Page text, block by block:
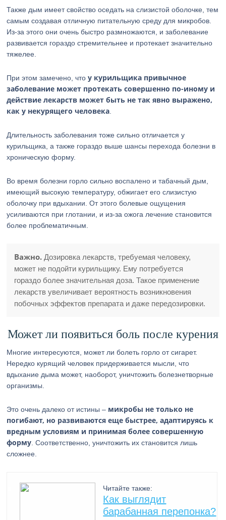
Также дым имеет свойство оседать на слизистой оболочке, тем
самым создавая отличную питательную среду для микробов.
Из-за этого они очень быстро размножаются, и заболевание
развивается гораздо стремительнее и протекает значительно
тяжелее.
При этом замечено, чтоу курильщика привычное
заболевание может протекать совершенно по-иному и
действие лекарств может быть не так явно выражено,
как у некурящего человека
Длительность заболевания тоже сильно отличается у
курильщика, а также гораздо выше шансы перехода болезни в
хроническую форму.
Во время болезни горло сильно воспалено и табачный дым,
имеющий высокую температуру, обжигает его слизистую
оболочку при вдыхании. От этого болевые ощущения
усиливаются при глотании, и из-за ожога лечение становится
более проблематичным.
Важно. Дозировка лекарств, требуемая человеку,
может не подойти курильщику. Ему потребуется
гораздо более значительная доза. Такое применение
лекарств увеличивает вероятность возникновения
побочных эффектов препарата и даже передозировки.
Может ли появиться боль после курения
Многие интересуются, может ли болеть горло от сигарет.
Нередко курящий человек придерживается мысли, что
вдыхание дыма может, наоборот, уничтожить болезнетворные
организмы.
Это очень далеко от истины – микробы не только не
погибают, но развиваются еще быстрее, адаптируясь к
вредным условиям и принимая более совершенную
форму . Соответственно, уничтожить их становится лишь
сложнее.
Читайте также:
Как выглядит
барабанная перепонка?